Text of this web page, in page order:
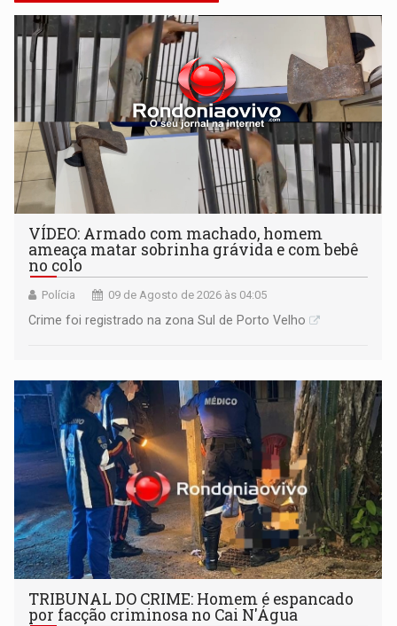
VÍDEO: Armado com machado, homem
ameaça matar sobrinha grávida e com bebê
no colo
Polícia 09 de Agosto de 2026 às 04:05
Crime foi registrado na zona Sul de Porto Velho
TRIBUNAL DO CRIME: Homem é espancado
por facção criminosa no Cai N'Água